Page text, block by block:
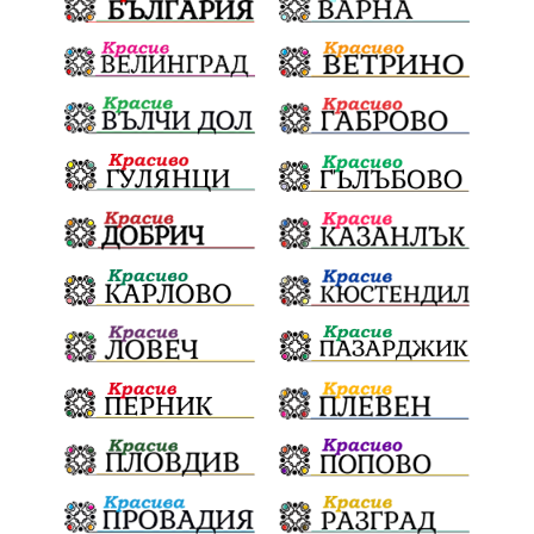
проф. Атанас Семов Демокрация безводие
щастливо децтво Българския патриарх Даниил
Фолклор Инфлация Елин Пелин
Световна купа Мафия Правителство
Благотворителност Събития
Българска патриаршия СВетли празници
Криминално Творчество Тръмп
Ценности Европейска комисия
Урсула фон дер Лайен Законопроект
Вдъхновяваща история Приказка